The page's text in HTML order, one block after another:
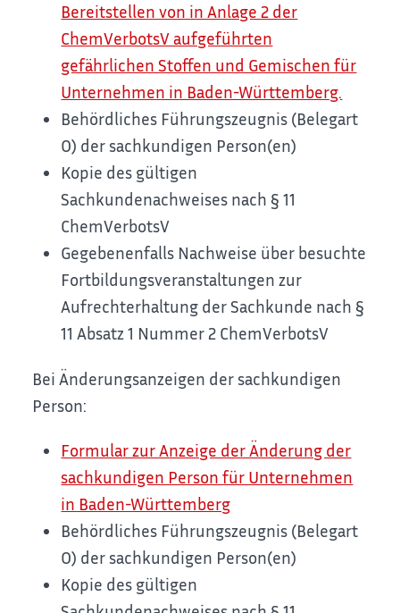
Bereitstellen von in Anlage 2 der
ChemVerbotsV aufgeführten
gefährlichen Stoffen und Gemischen für
Unternehmen in Baden-Württemberg.
Behördliches Führungszeugnis (Belegart
O) der sachkundigen Person(en)
Kopie des gültigen
Sachkundenachweises nach § 11
ChemVerbotsV
Gegebenenfalls Nachweise über besuchte
Fortbildungsveranstaltungen zur
Aufrechterhaltung der Sachkunde nach §
11 Absatz 1 Nummer 2 ChemVerbotsV
Bei Änderungsanzeigen der sachkundigen
Person:
Formular zur Anzeige der Änderung der
sachkundigen Person für Unternehmen
in Baden-Württemberg
Behördliches Führungszeugnis (Belegart
O) der sachkundigen Person(en)
Kopie des gültigen